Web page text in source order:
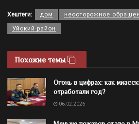
Хештеги: дом неосторожное
Уйский район
Похожие темы
Огонь в цифрах: как
отработали год?
06.02.2026